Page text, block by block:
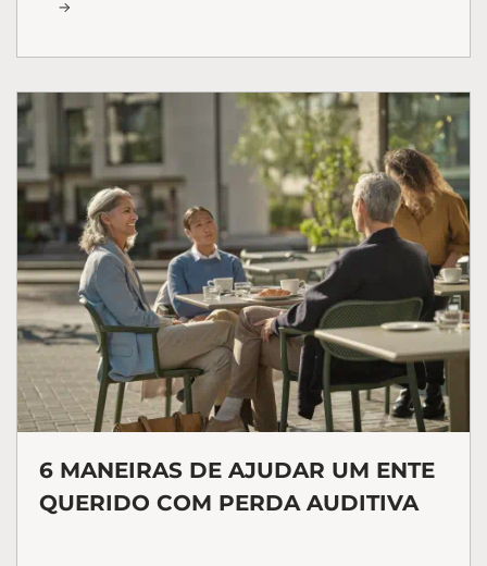
6 MANEIRAS DE AJUDAR UM ENTE
QUERIDO COM PERDA AUDITIVA